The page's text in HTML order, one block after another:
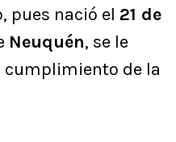
pues nació el 21 de
Neuquén, se le
cumplimiento de la